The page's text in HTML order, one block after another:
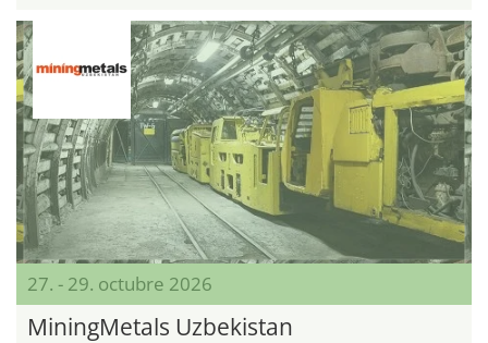
27. - 29. octubre 2026
MiningMetals Uzbekistan